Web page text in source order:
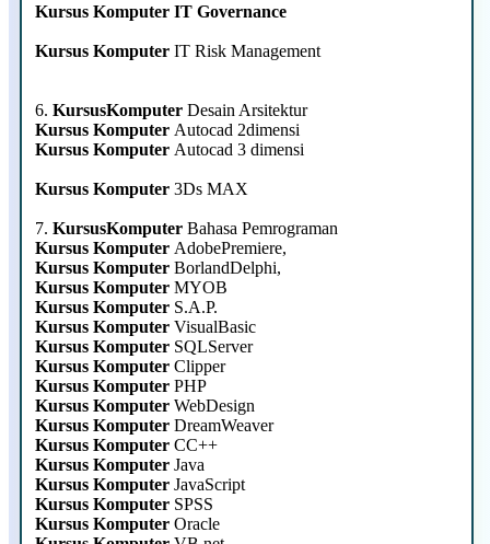
Kursus Komputer IT Governance
Kursus Komputer IT Risk Management
6. KursusKomputer Desain Arsitektur
Kursus Komputer Autocad 2dimensi
Kursus Komputer Autocad 3 dimensi
Kursus Komputer 3Ds MAX
7. KursusKomputer Bahasa Pemrograman
Kursus Komputer AdobePremiere,
Kursus Komputer BorlandDelphi,
Kursus Komputer MYOB
Kursus Komputer S.A.P.
Kursus Komputer VisualBasic
Kursus Komputer SQLServer
Kursus Komputer Clipper
Kursus Komputer PHP
Kursus Komputer WebDesign
Kursus Komputer DreamWeaver
Kursus Komputer CC++
Kursus Komputer Java
Kursus Komputer JavaScript
Kursus Komputer SPSS
Kursus Komputer Oracle